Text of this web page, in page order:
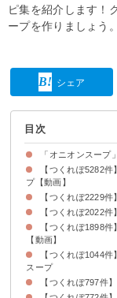
ピ集を紹介します！
ープを作りましょう。
シェア
目次
「オニオンスープ
【つくれぽ5282
プ【動画】
【つくれぽ2229
【つくれぽ2022
【つくれぽ1898
【動画】
【つくれぽ1044
スープ
【つくれぽ797件